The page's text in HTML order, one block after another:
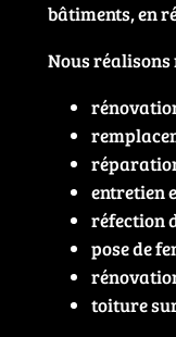
bâtiments, en
Nous réalisons
entretien
réfection
pose de
toiture